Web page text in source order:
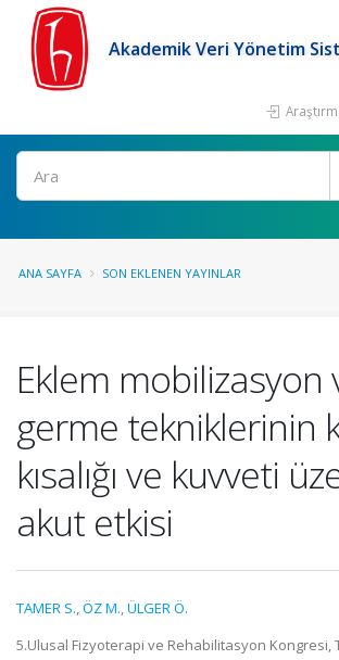
Akademik Veri Yönetim
Ara
ANA SAYFA SON EKLENEN YAYINLAR
Eklem mobilizasyon
germe tekniklerinin
kısalığı ve kuvveti
akut etkisi
TAMER S.,ÖZ M.,ÜLGER Ö.
5.Ulusal Fizyoterapi ve Rehabilitasyon Kongresi,